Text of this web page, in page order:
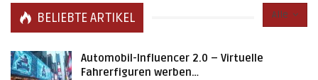
Alle
BELIEBTE ARTIKEL
Automobil-Influencer 2.0 – Virtuelle
Fahrerfiguren werben…